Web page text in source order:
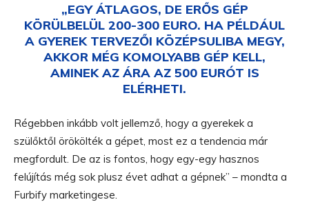
„EGY ÁTLAGOS, DE ERŐS GÉP
KÖRÜLBELÜL 200-300 EURO. HA PÉLDÁUL
A GYEREK TERVEZŐI KÖZÉPSULIBA MEGY,
AKKOR MÉG KOMOLYABB GÉP KELL,
AMINEK AZ ÁRA AZ 500 EURÓT IS
ELÉRHETI.
Régebben inkább volt jellemző, hogy a gyerekek a
szülőktől örökölték a gépet, most ez a tendencia már
megfordult. De az is fontos, hogy egy-egy hasznos
felújítás még sok plusz évet adhat a gépnek” – mondta a
Furbify marketingese.